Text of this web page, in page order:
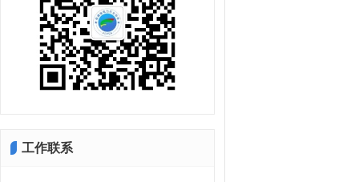
工作联系